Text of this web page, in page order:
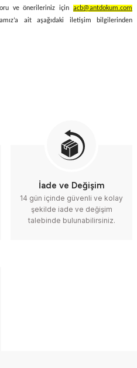
ve önerileriniz için acb@antdokum.com
ait aşağıdaki iletişim bilgilerinden
İade ve Değişim
14 gün içinde güvenli ve kolay
şekilde iade ve değişim
talebinde bulunabilirsiniz.